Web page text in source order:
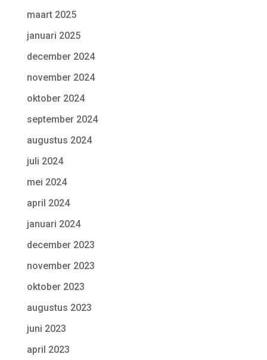
maart 2025
januari 2025
december 2024
november 2024
oktober 2024
september 2024
augustus 2024
juli 2024
mei 2024
april 2024
januari 2024
december 2023
november 2023
oktober 2023
augustus 2023
juni 2023
april 2023